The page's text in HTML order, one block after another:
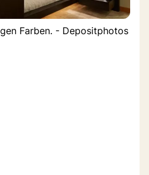
Farben. - Depositphotos